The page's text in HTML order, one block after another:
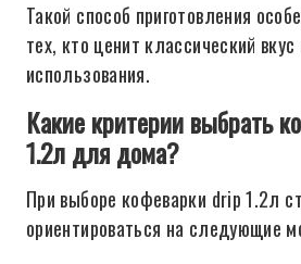
Такой способ приготовления
тех, кто ценит классический вкус
использования.
Какие критерии выбрать
1.2л для дома?
При выборе кофеварки drip 1.2л
ориентироваться на следующие